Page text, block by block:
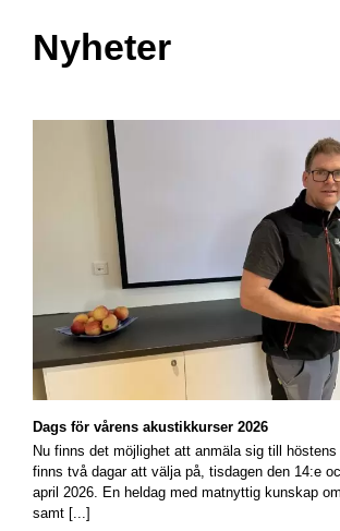
Nyheter
Dags för vårens akustikkurser 2026
Nu finns det möjlighet att anmäla sig till
finns två dagar att välja på, tisdagen den 14:e
april 2026. En heldag med matnyttig kunskap
samt [...]